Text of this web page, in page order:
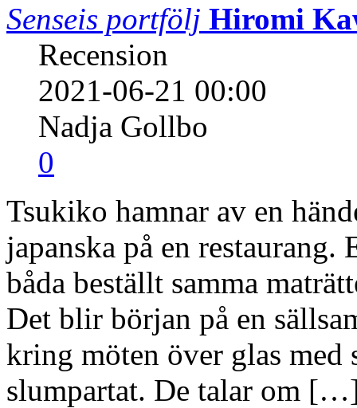
Senseis portfölj Hiromi
Recension
2021-06-21 00:00
Nadja Gollbo
0
Tsukiko hamnar av en
japanska på en
båda beställt samma
Det blir början på en
kring möten över glas med
slumpartat. De talar om